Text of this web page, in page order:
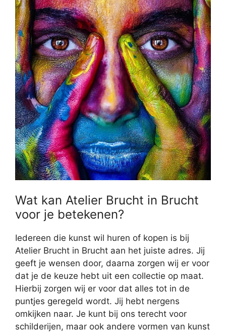
Wat kan Atelier Brucht in Brucht
voor je betekenen?
Iedereen die kunst wil huren of kopen is bij
Atelier Brucht in Brucht aan het juiste adres. Jij
geeft je wensen door, daarna zorgen wij er voor
dat je de keuze hebt uit een collectie op maat.
Hierbij zorgen wij er voor dat alles tot in de
puntjes geregeld wordt. Jij hebt nergens
omkijken naar. Je kunt bij ons terecht voor
schilderijen, maar ook andere vormen van kunst